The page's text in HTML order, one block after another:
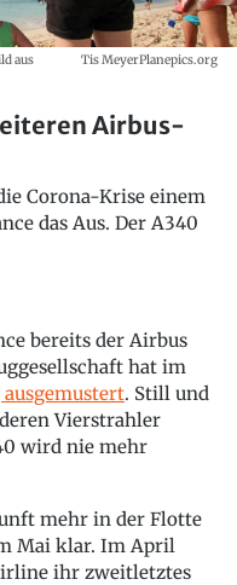
aus
Tis MeyerPlanepics.org
Airbus-
Corona-Krise einem
das Aus. Der A340
bereits der Airbus
hat im
. Still und
Vierstrahler
wird nie mehr
mehr in der Flotte
Mai klar. Im April
ihr zweitletztes